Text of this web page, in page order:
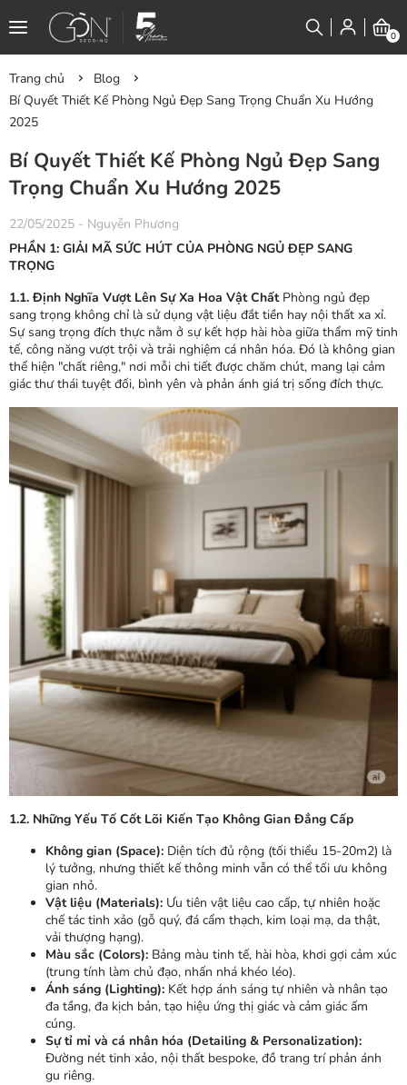
0
Trang chủ
Blog
Bí Quyết Thiết Kế Phòng Ngủ Đẹp Sang Trọng Chuẩn Xu Hướng
2025
Bí Quyết Thiết Kế Phòng Ngủ Đẹp Sang
Trọng Chuẩn Xu Hướng 2025
22/05/2025 - Nguyễn Phương
PHẦN 1: GIẢI MÃ SỨC HÚT CỦA PHÒNG NGỦ ĐẸP SANG
TRỌNG
1.1. Định Nghĩa Vượt Lên Sự Xa Hoa Vật ChấtPhòng ngủ đẹp
sang trọng không chỉ là sử dụng vật liệu đắt tiền hay nội thất xa xỉ.
Sự sang trọng đích thực nằm ở sự kết hợp hài hòa giữa thẩm mỹ tinh
tế, công năng vượt trội và trải nghiệm cá nhân hóa. Đó là không gian
thể hiện "chất riêng," nơi mỗi chi tiết được chăm chút, mang lại cảm
giác thư thái tuyệt đối, bình yên và phản ánh giá trị sống đích thực.
1.2. Những Yếu Tố Cốt Lõi Kiến Tạo Không Gian Đẳng Cấp
Không gian (Space): Diện tích đủ rộng (tối thiểu 15-20m2) là
lý tưởng, nhưng thiết kế thông minh vẫn có thể tối ưu không
gian nhỏ.
Vật liệu (Materials): Ưu tiên vật liệu cao cấp, tự nhiên hoặc
chế tác tinh xảo (gỗ quý, đá cẩm thạch, kim loại mạ, da thật,
vải thượng hạng).
Màu sắc (Colors): Bảng màu tinh tế, hài hòa, khơi gợi cảm xúc
(trung tính làm chủ đạo, nhấn nhá khéo léo).
Ánh sáng (Lighting): Kết hợp ánh sáng tự nhiên và nhân tạo
đa tầng, đa kịch bản, tạo hiệu ứng thị giác và cảm giác ấm
cúng.
Sự tỉ mỉ và cá nhân hóa (Detailing & Personalization):
Đường nét tinh xảo, nội thất bespoke, đồ trang trí phản ánh
gu riêng.